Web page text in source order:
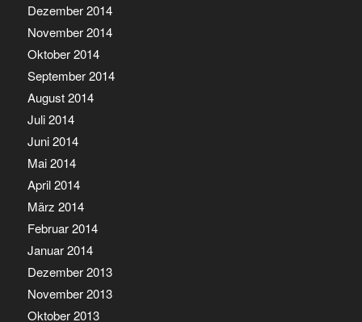
Dezember 2014
November 2014
Oktober 2014
September 2014
August 2014
Juli 2014
Juni 2014
Mai 2014
April 2014
März 2014
Februar 2014
Januar 2014
Dezember 2013
November 2013
Oktober 2013